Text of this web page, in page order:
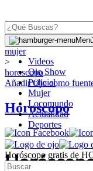
Videos
Ojo Show
Policial
Mujer
Locomundo
Actualidad
Deportes
Horóscopo gratis de
OJO
mujer
>
horoscopo
AñadirOjocomo
Horoscopo